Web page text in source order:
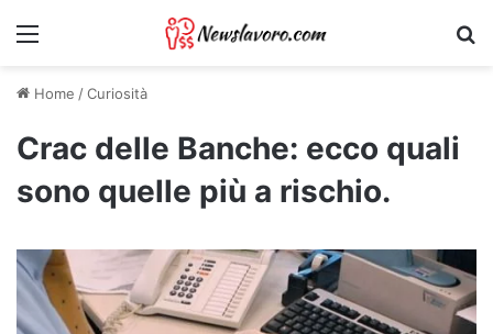
Menu
Home /Curiosità
Crac delle Banche: ecco quali
sono quelle più a rischio.